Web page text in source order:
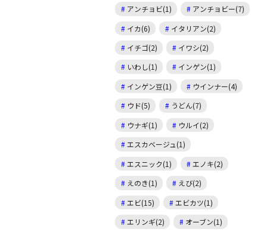
アンチョビ(1)
アンチョビー(7)
イカ(6)
イタリアン(2)
イチゴ(2)
イワシ(2)
いわし(1)
インゲン(1)
インゲン豆(1)
ウインナー(4)
ウド(5)
うどん(7)
ウナギ(1)
ウルイ(2)
エスカベージュ(1)
エスニック(1)
エノキ(2)
えのき(1)
えび(2)
エビ(15)
エビカツ(1)
エリンギ(2)
オーブン(1)